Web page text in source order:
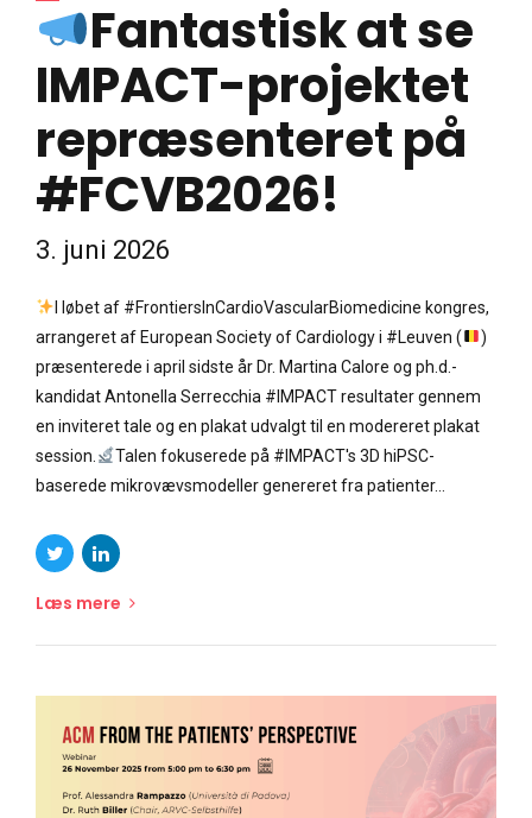
Fantastisk at se
IMPACT-projektet
repræsenteret på
#FCVB2026!
3. juni 2026
I løbet af #FrontiersInCardioVascularBiomedicine kongres,
arrangeret af European Society of Cardiology i #Leuven (
)
præsenterede i april sidste år Dr. Martina Calore og ph.d.-
kandidat Antonella Serrecchia #IMPACT resultater gennem
en inviteret tale og en plakat udvalgt til en modereret plakat
session.
Talen fokuserede på #IMPACT's 3D hiPSC-
baserede mikrovævsmodeller genereret fra patienter...
Læs mere